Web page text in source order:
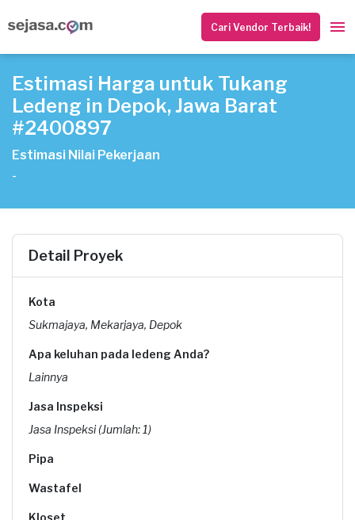
Cari Vendor Terbaik!
Estimasi Harga untuk Tukang
Ledeng in Depok, Jawa Barat
#2400897
Estimasi Nilai Pekerjaan
-
Detail Proyek
Kota
Sukmajaya, Mekarjaya, Depok
Apa keluhan pada ledeng Anda?
Lainnya
Jasa Inspeksi
Jasa Inspeksi (Jumlah: 1)
Pipa
Wastafel
Kloset